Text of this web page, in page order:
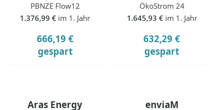
PBNZE Flow12
1.376,99 € im 1. Jahr
666,19 €
gespart
ÖkoStrom 24
1.645,93 € im 1. Jahr
632,29 €
gespart
Aras Energy enviaM